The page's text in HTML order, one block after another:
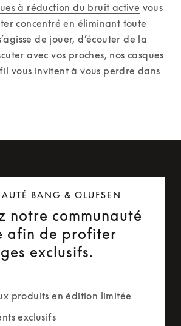
à réduction du bruit active vous
concentré en éliminant toute
de jouer, d’écouter de la
avec vos proches, nos casques
vous invitent à vous perdre dans
BANG & OLUFSEN
notre communauté
afin de profiter
exclusifs.
produits en édition limitée
exclusifs